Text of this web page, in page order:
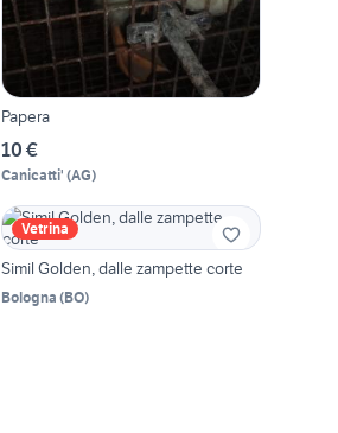
Papera
10 €
Canicatti' (AG)
Vetrina
Simil Golden, dalle zampette corte
Bologna (BO)